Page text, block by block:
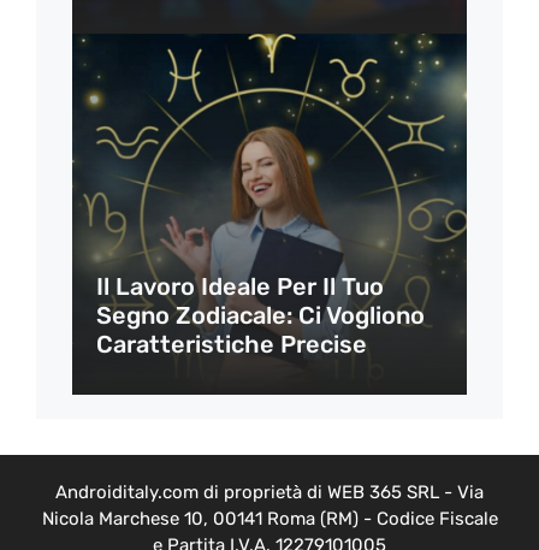
Il Lavoro Ideale Per Il Tuo
Segno Zodiacale: Ci Vogliono
Caratteristiche Precise
Androiditaly.com di proprietà di WEB 365 SRL - Via
Nicola Marchese 10, 00141 Roma (RM) - Codice Fiscale
e Partita I.V.A. 12279101005